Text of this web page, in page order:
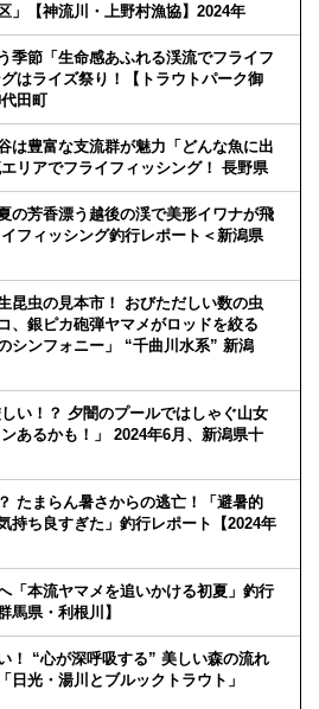
」【神流川・上野村漁協】2024年
季節「生命感あふれる渓流でフライフ
はライズ祭り！【トラウトパーク御
田町
は豊富な支流群が魅力「どんな魚に出
リアでフライフィッシング！ 長野県
の芳香漂う越後の渓で美形イワナが飛
フィッシング釣行レポート＜新潟県
昆虫の見本市！ おびただしい数の虫
、銀ピカ砲弾ヤマメがロッドを絞る
シンフォニー」 “千曲川水系” 新潟
しい！？ 夕闇のプールではしゃぐ山女
あるかも！」 2024年6月、新潟県十
たまらん暑さからの逃亡！「避暑的
持ち良すぎた」釣行レポート【2024年
「本流ヤマメを追いかける初夏」釣行
馬県・利根川】
！ “心が深呼吸する” 美しい森の流れ
日光・湯川とブルックトラウト」